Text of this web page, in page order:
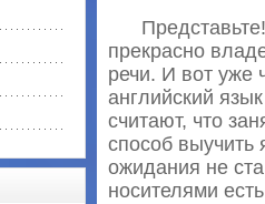
Представьте!
прекрасно
речи. И вот уже
английский
считают, что
способ выучить
ожидания не
носителями